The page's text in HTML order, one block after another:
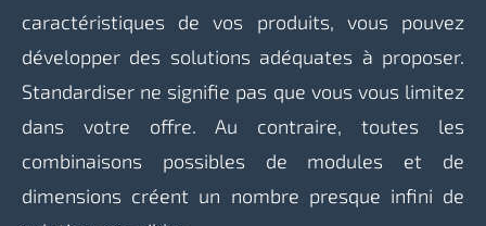
caractéristiques de vos produits, vous pouvez
développer des solutions adéquates à proposer.
Standardiser ne signifie pas que vous vous limitez
dans votre offre. Au contraire, toutes les
combinaisons possibles de modules et de
dimensions créent un nombre presque infini de